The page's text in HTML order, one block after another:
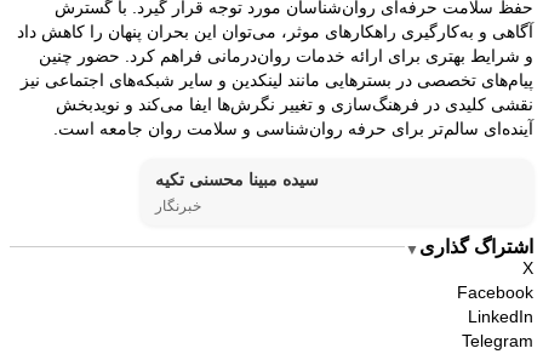
حفظ سلامت حرفه‌ای روان‌شناسان مورد توجه قرار گیرد. با گسترش
آگاهی و به‌کارگیری راهکارهای موثر، می‌توان این بحران پنهان را کاهش داد
و شرایط بهتری برای ارائه خدمات روان‌درمانی فراهم کرد. حضور چنین
پیام‌های تخصصی در بسترهایی مانند لینکدین و سایر شبکه‌های اجتماعی نیز
نقشی کلیدی در فرهنگ‌سازی و تغییر نگرش‌ها ایفا می‌کند و نویدبخش
آینده‌ای سالم‌تر برای حرفه روان‌شناسی و سلامت روان جامعه است.
سیده مبینا محسنی تکیه
خبرنگار
اشتراگ گذاری ▼
X
Facebook
LinkedIn
Telegram